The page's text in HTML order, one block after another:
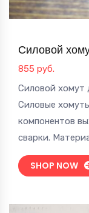
Силовой
855 руб.
Силовой хомут
Силовые
компонентов
сварки.
SHOP NOW